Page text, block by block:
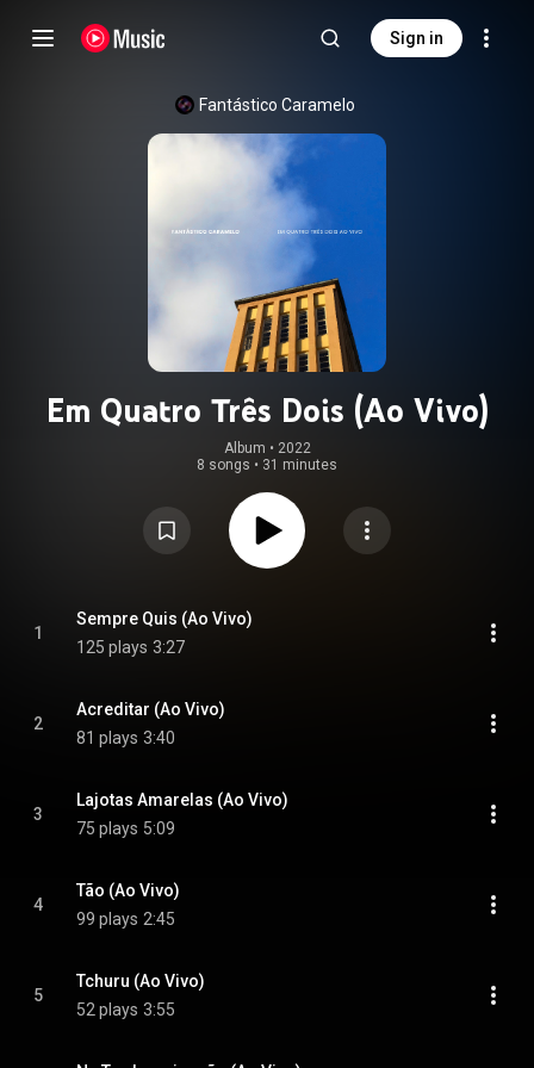
Sign in
Fantástico Caramelo
Em Quatro Três Dois (Ao Vivo)
Album • 2022
8 songs • 31 minutes
1
Sempre Quis (Ao Vivo)
125 plays 3:27
2
Acreditar (Ao Vivo)
81 plays 3:40
3
Lajotas Amarelas (Ao Vivo)
75 plays 5:09
4
Tão (Ao Vivo)
99 plays 2:45
5
Tchuru (Ao Vivo)
52 plays 3:55